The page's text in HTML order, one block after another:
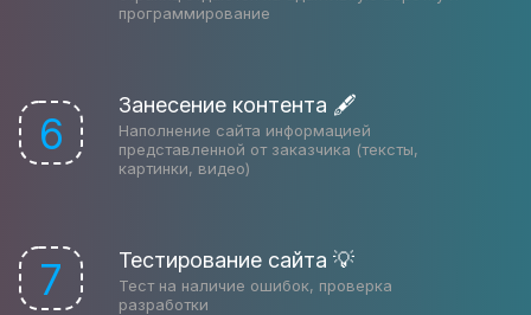
программирование
6
Занесение контента 🖋
Наполнение сайта информацией
представленной от заказчика (тексты,
картинки, видео)
7 Тестирование сайта 💡
Тест на наличие ошибок, проверка
разработки